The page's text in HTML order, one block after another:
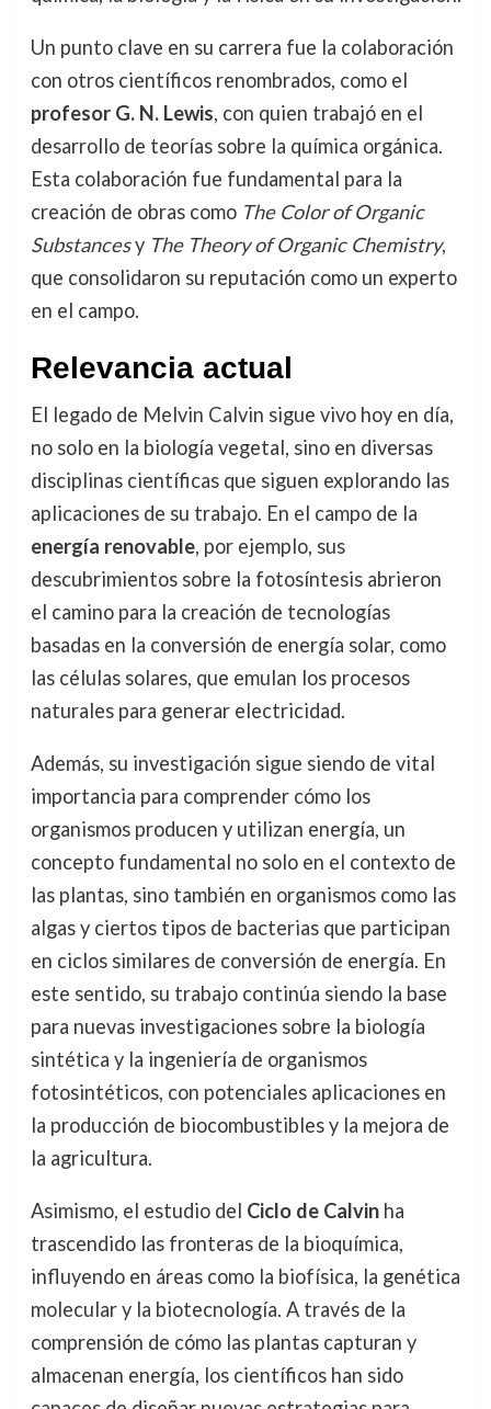
Un punto clave en su carrera fue la colaboración
con otros científicos renombrados, como el
profesor G. N. Lewis, con quien trabajó en el
desarrollo de teorías sobre la química orgánica.
Esta colaboración fue fundamental para la
creación de obras como The Color of Organic
Substancesy The Theory of Organic Chemistry,
que consolidaron su reputación como un experto
en el campo.
Relevancia actual
El legado de Melvin Calvin sigue vivo hoy en día,
no solo en la biología vegetal, sino en diversas
disciplinas científicas que siguen explorando las
aplicaciones de su trabajo. En el campo de la
energía renovable, por ejemplo, sus
descubrimientos sobre la fotosíntesis abrieron
el camino para la creación de tecnologías
basadas en la conversión de energía solar, como
las células solares, que emulan los procesos
naturales para generar electricidad.
Además, su investigación sigue siendo de vital
importancia para comprender cómo los
organismos producen y utilizan energía, un
concepto fundamental no solo en el contexto de
las plantas, sino también en organismos como las
algas y ciertos tipos de bacterias que participan
en ciclos similares de conversión de energía. En
este sentido, su trabajo continúa siendo la base
para nuevas investigaciones sobre la biología
sintética y la ingeniería de organismos
fotosintéticos, con potenciales aplicaciones en
la producción de biocombustibles y la mejora de
la agricultura.
Asimismo, el estudio del Ciclo de Calvinha
trascendido las fronteras de la bioquímica,
influyendo en áreas como la biofísica, la genética
molecular y la biotecnología. A través de la
comprensión de cómo las plantas capturan y
almacenan energía, los científicos han sido